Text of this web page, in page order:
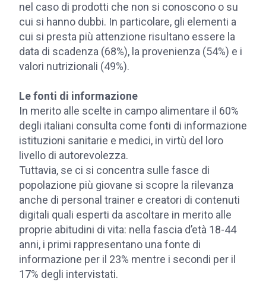
nel caso di prodotti che non si conoscono o su
cui si hanno dubbi. In particolare, gli elementi a
cui si presta più attenzione risultano essere la
data di scadenza (68%), la provenienza (54%) e i
valori nutrizionali (49%).
Le fonti di informazione
In merito alle scelte in campo alimentare il 60%
degli italiani consulta come fonti di informazione
istituzioni sanitarie e medici, in virtù del loro
livello di autorevolezza.
Tuttavia, se ci si concentra sulle fasce di
popolazione più giovane si scopre la rilevanza
anche di personal trainer e creatori di contenuti
digitali quali esperti da ascoltare in merito alle
proprie abitudini di vita: nella fascia d’età 18-44
anni, i primi rappresentano una fonte di
informazione per il 23% mentre i secondi per il
17% degli intervistati.